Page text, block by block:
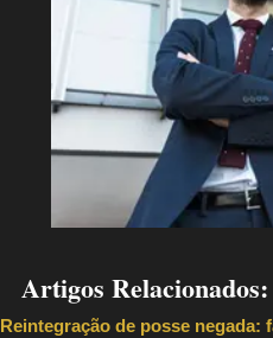
Artigos Relacionados:
Reintegração de posse negada: